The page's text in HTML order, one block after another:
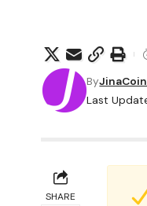
Last
By
SHARE